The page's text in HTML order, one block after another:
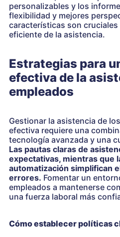
personalizables y los
flexibilidad y mejores
características son
eficiente de la asistencia.
Estrategias para
efectiva de la
empleados
Gestionar la asistencia de
efectiva requiere una
tecnología avanzada y una
Las pautas claras de
expectativas, mientras que
automatización simplifican
errores. Fomentar un
empleados a mantenerse
una fuerza laboral más
Cómo establecer políticas